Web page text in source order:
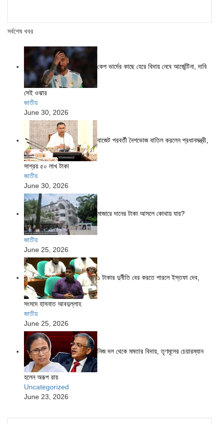
সর্বশেষ খবর
কেপ ভার্দের কাছে হেরে বিদায় নেবে আর্জেন্টিনা, দাবি
সেই ওঝার
জাতীয়
June 30, 2026
বাজেট পরবর্তী নৈশভোজ বাতিল করলেন প্রধানমন্ত্রী,
সাশ্রয় ৫০ লাখ টাকা
জাতীয়
June 30, 2026
মাজারে দানের টাকা আসলে কোথায় যায়?
জাতীয়
June 25, 2026
১ টাকার দুর্নীতি বের করতে পারলে ইস্তফা দেব,
সংসদে হাসনাত আবদুল্লাহ
জাতীয়
June 25, 2026
নিজ দল থেকে মমতার বিদায়, তৃণমূলের চেয়ারম্যান
হলেন অরূপ রায়
Uncategorized
June 23, 2026